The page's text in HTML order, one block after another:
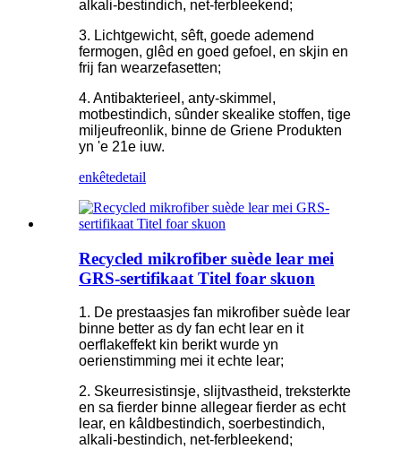
alkali-bestindich, net-ferbleekend;
3. Lichtgewicht, sêft, goede ademend
fermogen, glêd en goed gefoel, en skjin en
frij fan wearzefasetten;
4. Antibakterieel, anty-skimmel,
motbestindich, sûnder skealike stoffen, tige
miljeufreonlik, binne de Griene Produkten
yn 'e 21e iuw.
enkêtedetail
Recycled mikrofiber suède lear mei
GRS-sertifikaat Titel foar skuon
1. De prestaasjes fan mikrofiber suède lear
binne better as dy fan echt lear en it
oerflakeffekt kin berikt wurde yn
oerienstimming mei it echte lear;
2. Skeurresistinsje, slijtvastheid, treksterkte
en sa fierder binne allegear fierder as echt
lear, en kâldbestindich, soerbestindich,
alkali-bestindich, net-ferbleekend;